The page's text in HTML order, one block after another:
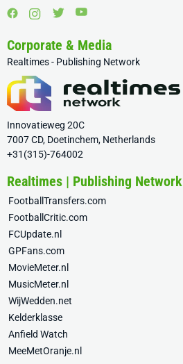
Corporate & Media
Realtimes - Publishing Network
Innovatieweg 20C
7007 CD, Doetinchem, Netherlands
+31(315)-764002
Realtimes | Publishing Network
FootballTransfers.com
FootballCritic.com
FCUpdate.nl
GPFans.com
MovieMeter.nl
MusicMeter.nl
WijWedden.net
Kelderklasse
Anfield Watch
MeeMetOranje.nl